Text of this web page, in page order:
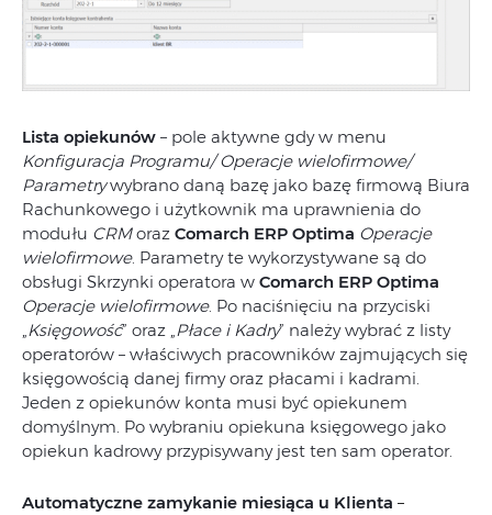
Lista opiekunów – pole aktywne gdy w menu
Konfiguracja Programu/ Operacje wielofirmowe/
Parametrywybrano daną bazę jako bazę firmową Biura
Rachunkowego i użytkownik ma uprawnienia do
modułu CRMoraz Comarch ERP Optima Operacje
wielofirmowe. Parametry te wykorzystywane są do
obsługi Skrzynki operatora w Comarch ERP Optima
Operacje wielofirmowe. Po naciśnięciu na przyciski
„Księgowość” oraz „Płace i Kadry” należy wybrać z listy
operatorów – właściwych pracowników zajmujących się
księgowością danej firmy oraz płacami i kadrami.
Jeden z opiekunów konta musi być opiekunem
domyślnym. Po wybraniu opiekuna księgowego jako
opiekun kadrowy przypisywany jest ten sam operator.
Automatyczne zamykanie miesiąca u Klienta –